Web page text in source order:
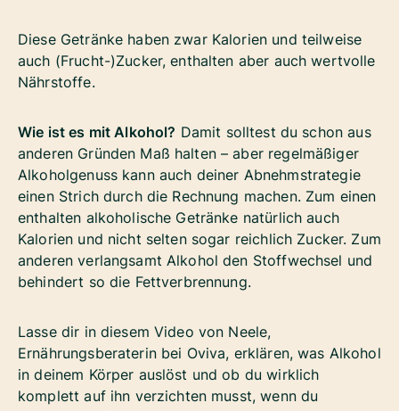
Diese Getränke haben zwar Kalorien und teilweise
auch (Frucht-)Zucker, enthalten aber auch wertvolle
Nährstoffe.
Wie ist es mit Alkohol? Damit solltest du schon aus
anderen Gründen Maß halten – aber regelmäßiger
Alkoholgenuss kann auch deiner Abnehmstrategie
einen Strich durch die Rechnung machen. Zum einen
enthalten alkoholische Getränke natürlich auch
Kalorien und nicht selten sogar reichlich Zucker. Zum
anderen verlangsamt Alkohol den Stoffwechsel und
behindert so die Fettverbrennung.
Lasse dir in diesem Video von Neele,
Ernährungsberaterin bei Oviva, erklären, was Alkohol
in deinem Körper auslöst und ob du wirklich
komplett auf ihn verzichten musst, wenn du